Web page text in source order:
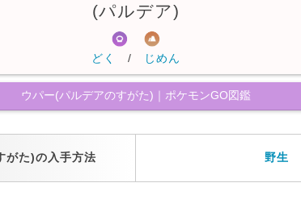
(パルデア)
どく / じめん
ウパー(パルデアのすがた)｜ポケモンGO図鑑
がた)の入手方法 野生